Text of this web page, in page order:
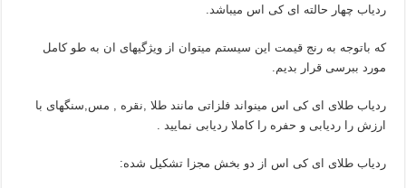
ردیاب چهار حالته ای کی اس میباشد.
که باتوجه به رنج قیمت این سیستم میتوان از ویژگیهای ان به طو کامل
مورد ببرسی قرار بدیم.
ردیاب طلای ای کی اس مینواند فلزاتی مانند طلا ,نقره , مس,سنگهای با
ارزش را ردیابی و حفره را کاملا ردیابی نمایید .
ردیاب طلای ای کی اس از دو بخش مجزا تشکیل شده: